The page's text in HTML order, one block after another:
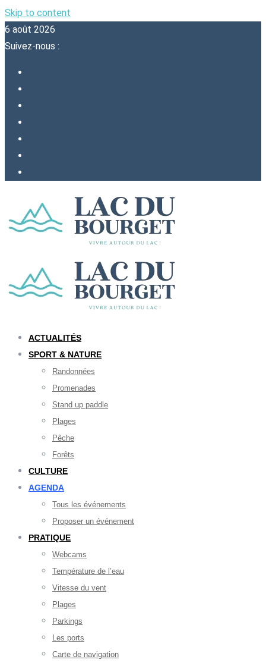
Skip to content
6 août 2026
Suivez-nous :
ACTUALITÉS
SPORT & NATURE
Randonnées
Promenades
Stand up paddle
Plages
Pêche
Forêts
CULTURE
AGENDA
Tous les événements
Proposer un événement
PRATIQUE
Webcams
Température de l’eau
Vitesse du vent
Plages
Parkings
Les ports
Carte de navigation